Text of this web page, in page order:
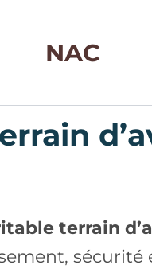
NAC
terrain
sécurité